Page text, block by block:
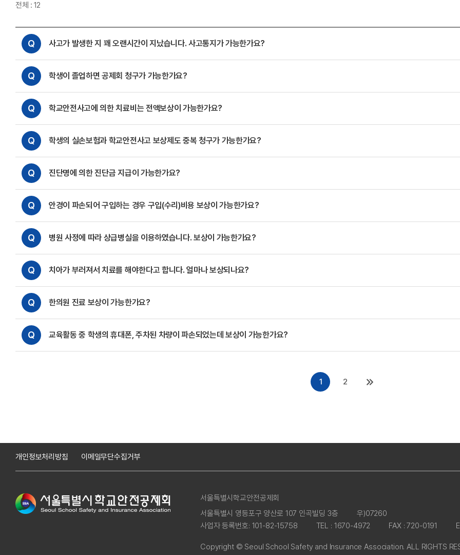
전체 : 12
Q 사고가 발생한 지 꽤 오랜시간이 지났습니다. 사고통지가 가능한가요?
Q 학생이 졸업하면 공제회 청구가 가능한가요?
Q 학교안전사고에 의한 치료비는 전액보상이 가능한가요?
Q 학생의 실손보험과 학교안전사고 보상제도 중복 청구가 가능한가요?
Q 진단명에 의한 진단금 지급이 가능한가요?
Q 안경이 파손되어 구입하는 경우 구입(수리)비용 보상이 가능한가요?
Q 병원 사정에 따라 상급병실을 이용하였습니다. 보상이 가능한가요?
Q 치아가 부러져서 치료를 해야한다고 합니다. 얼마나 보상되나요?
Q 한의원 진료 보상이 가능한가요?
Q 교육활동 중 학생의 휴대폰, 주차된 차량이 파손되었는데 보상이 가능한가요?
1 2
개인정보처리방침 이메일무단수집거부
서울특별시학교안전공제회
서울특별시 영등포구 양산로 107 인곡빌딩 3층
우)07260
사업자 등록번호: 101-82-15758
TEL : 1670-4972 FAX : 720-0191
Copyright © Seoul School Safety and Insurance Association.ALL RIGHTS